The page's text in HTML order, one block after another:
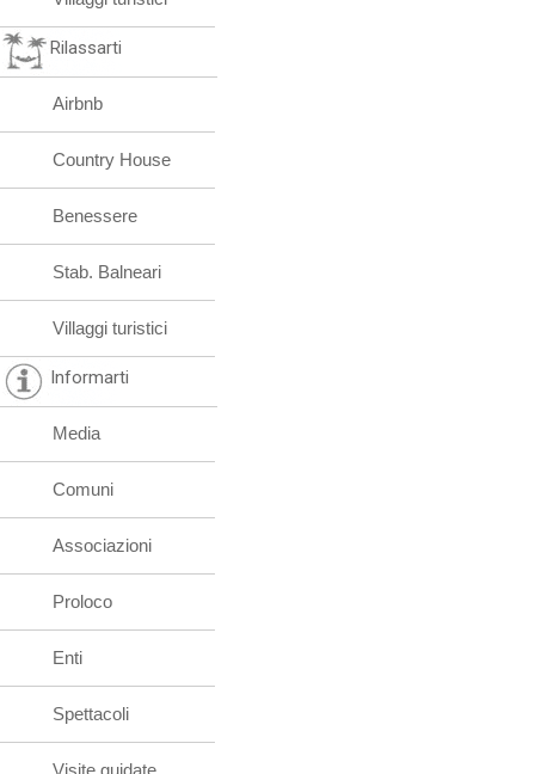
Rilassarti
Airbnb
Country House
Benessere
Stab. Balneari
Villaggi turistici
Informarti
Media
Comuni
Associazioni
Proloco
Enti
Spettacoli
Visite guidate